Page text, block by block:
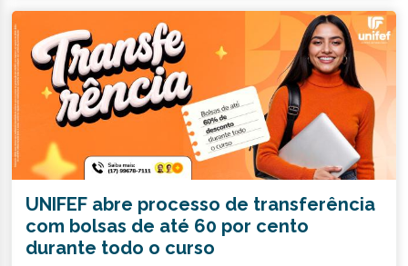
UNIFEF abre processo de transferência
com bolsas de até 60 por cento
durante todo o curso